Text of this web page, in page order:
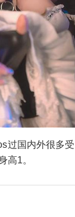
过国内外很多
高1。